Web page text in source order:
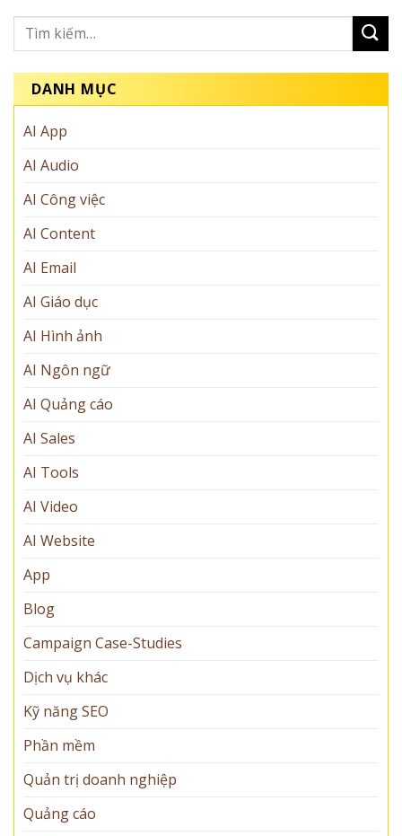
DANH MỤC
AI App
AI Audio
AI Công việc
AI Content
AI Email
AI Giáo dục
AI Hình ảnh
AI Ngôn ngữ
AI Quảng cáo
AI Sales
AI Tools
AI Video
AI Website
App
Blog
Campaign Case-Studies
Dịch vụ khác
Kỹ năng SEO
Phần mềm
Quản trị doanh nghiệp
Quảng cáo